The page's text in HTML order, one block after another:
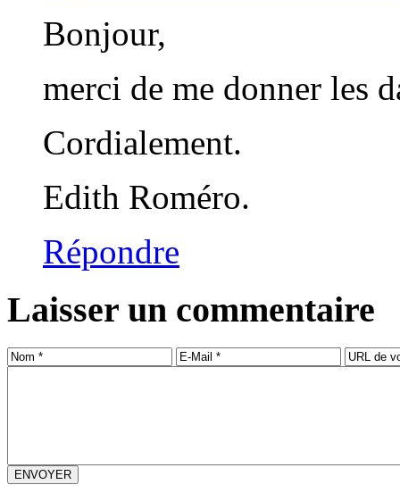
Bonjour,
merci de me donner les
Cordialement.
Edith Roméro.
Répondre
Laisser un commentaire